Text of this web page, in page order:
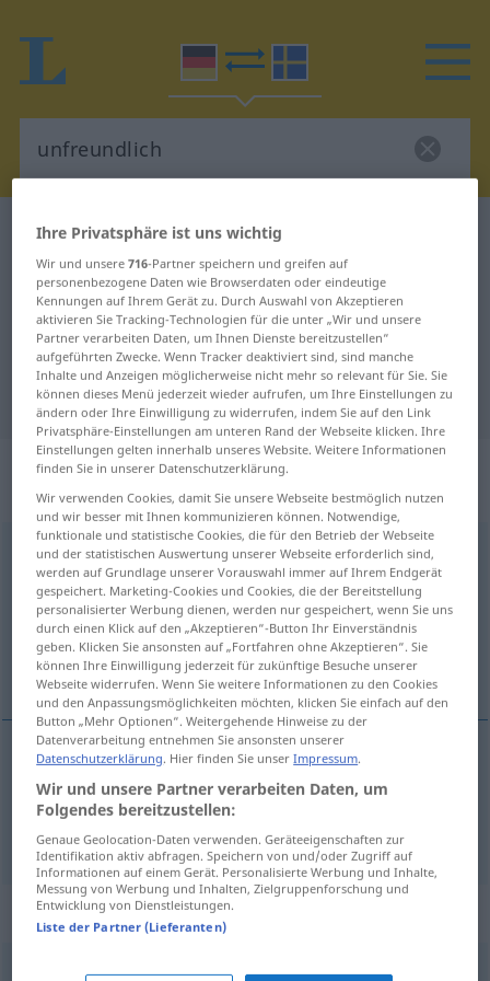
Deutsch-Schwedisch Wörterbuch
Deutsch-Schwedisch Übersetzung
für "unfreundlich"
"unfreundlich" Schwedisch
Übersetzung
„unfreundlich“: Adjektiv,
Eigenschaftswort
unfreundlichadj
Übersicht aller Übersetzungen
(Für mehr Details die Übersetzung anklicken/antippen)
ovänlig, dåligt
ovänlig unfreundlich
dåligt unfreundlich Wetter
Synonyme für "unfreundlich"
Ihre Privatsphäre ist uns wichtig
Wir und unsere716-Partner speichern und greifen auf
personenbezogene Daten wie Browserdaten oder eindeutige
Kennungen auf Ihrem Gerät zu. Durch Auswahl von Akzeptieren
aktivieren Sie Tracking-Technologien für die unter „Wir und unsere
Partner verarbeiten Daten, um Ihnen Dienste bereitzustellen“
aufgeführten Zwecke. Wenn Tracker deaktiviert sind, sind manche
Inhalte und Anzeigen möglicherweise nicht mehr so relevant für Sie. Sie
können dieses Menü jederzeit wieder aufrufen, um Ihre Einstellungen zu
ändern oder Ihre Einwilligung zu widerrufen, indem Sie auf den Link
Privatsphäre-Einstellungen am unteren Rand der Webseite klicken. Ihre
Einstellungen gelten innerhalb unseres Website. Weitere Informationen
finden Sie in unserer Datenschutzerklärung.
Wir verwenden Cookies, damit Sie unsere Webseite bestmöglich nutzen
und wir besser mit Ihnen kommunizieren können. Notwendige,
funktionale und statistische Cookies, die für den Betrieb der Webseite
und der statistischen Auswertung unserer Webseite erforderlich sind,
werden auf Grundlage unserer Vorauswahl immer auf Ihrem Endgerät
gespeichert. Marketing-Cookies und Cookies, die der Bereitstellung
personalisierter Werbung dienen, werden nur gespeichert, wenn Sie uns
durch einen Klick auf den „Akzeptieren“-Button Ihr Einverständnis
geben. Klicken Sie ansonsten auf „Fortfahren ohne Akzeptieren“. Sie
können Ihre Einwilligung jederzeit für zukünftige Besuche unserer
Webseite widerrufen. Wenn Sie weitere Informationen zu den Cookies
und den Anpassungsmöglichkeiten möchten, klicken Sie einfach auf den
Button „Mehr Optionen“. Weitergehende Hinweise zu der
Datenverarbeitung entnehmen Sie ansonsten unserer
Datenschutzerklärung. Hier finden Sie unserImpressum.
Wir und unsere Partner verarbeiten Daten, um
Folgendes bereitzustellen:
Genaue Geolocation-Daten verwenden. Geräteeigenschaften zur
Identifikation aktiv abfragen. Speichern von und/oder Zugriff auf
Informationen auf einem Gerät. Personalisierte Werbung und Inhalte,
Messung von Werbung und Inhalten, Zielgruppenforschung und
Entwicklung von Dienstleistungen.
Liste der Partner (Lieferanten)